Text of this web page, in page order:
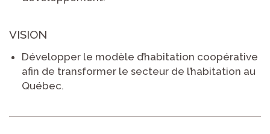
VISION
Développer le modèle d’habitation coopérative
afin de transformer le secteur de l’habitation au
Québec.